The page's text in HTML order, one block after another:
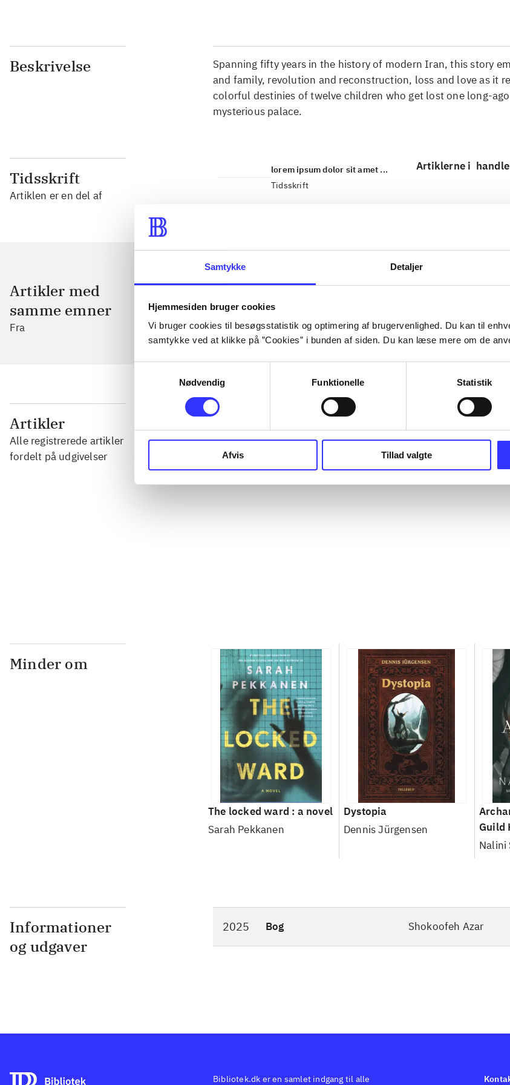
Samtykke Detaljer
Hjemmesiden bruger cookies
Vi bruger cookies til besøgsstatistik og optimering af brugervenlighed. Du kan til
samtykke ved at klikke på ”Cookies” i bunden af siden. Du kan læse mere om de
Nødvendig
Funktionelle Statistik
Afvis Tillad valgte
Beskrivelse
Spanning fifty years in the history of modern Iran, this story
and family, revolution and reconstruction, loss and love as it
colorful destinies of twelve children who get lost one long-
mysterious palace.
Tidsskrift
Artiklen er en del af
lorem ipsum dolor sit amet ...
Tidsskrift
Artiklerne i
Artikler med
samme emner
Fra
Artikler
Alle registrerede artikler
fordelt på udgivelser
...
Minder om
The locked ward : a novel
Sarah Pekkanen
Dystopia
Dennis Jürgensen
Guild
Nalini
Informationer
og udgaver
2025 Bog Shokoofeh Azar
Bibliotek.dk er en samlet indgang til alle